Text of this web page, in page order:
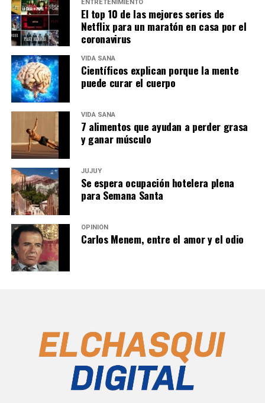
ENTRETENIMIENTO
El top 10 de las mejores series de
Netflix para un maratón en casa por el
coronavirus
VIDA SANA
Científicos explican porque la mente
puede curar el cuerpo
VIDA SANA
7 alimentos que ayudan a perder grasa
y ganar músculo
JUJUY
Se espera ocupación hotelera plena
para Semana Santa
OPINIÓN
Carlos Menem, entre el amor y el odio